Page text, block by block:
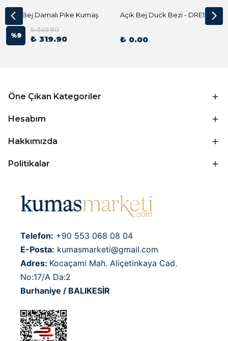
Açık Bej Damalı Pike Kumaş
%9
₺ 349.90
₺ 319.90
Açık Bej Duck Bezi - DRE1144 Kumaş Peçete
₺ 0.00
Öne Çıkan Kategoriler
Hesabım
Hakkımızda
Politikalar
Telefon: +90 553 068 08 04
E-Posta: kumasmarketi@gmail.com
Adres: Kocaçami Mah. Aliçetinkaya Cad.
No:17/A Da:2
Burhaniye / BALIKESİR